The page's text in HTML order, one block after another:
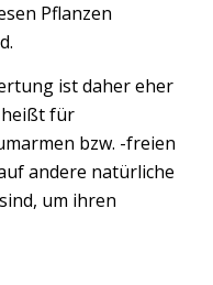
Pflanzen
ist daher eher
heißt für
bzw. -freien
andere natürliche
um ihren